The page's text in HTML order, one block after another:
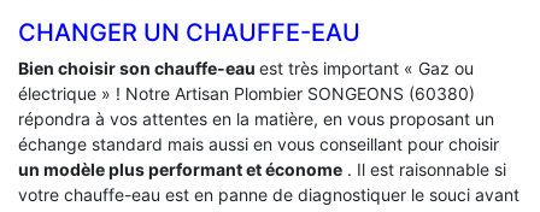
CHANGER UN CHAUFFE-EAU
Bien choisir son chauffe-eau est très important « Gaz ou
électrique » ! Notre Artisan Plombier SONGEONS (60380)
répondra à vos attentes en la matière, en vous proposant un
échange standard mais aussi en vous conseillant pour choisir
un modèle plus performant et économe . Il est raisonnable si
votre chauffe-eau est en panne de diagnostiquer le souci avant